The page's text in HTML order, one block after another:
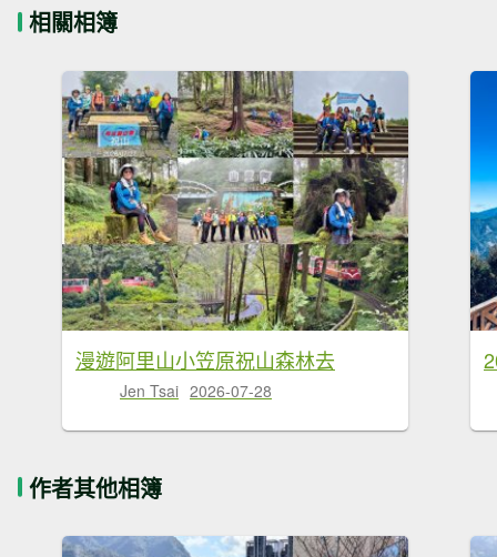
相關相簿
漫遊阿里山小笠原祝山森林去
Jen Tsai 2026-07-28
作者其他相簿